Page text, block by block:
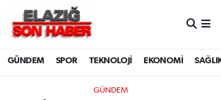
GÜNDEM SPOR TEKNOLOJİ EKONOMİ
GÜNDEM
CANLI YAYIN
ASAYİŞ
BİLİM VE TEKNOLOJİ
Merkez Hava Durumu
Merkez Trafik Yoğunluk Haritası
Süper Lig Puan Durumu ve Fikstür